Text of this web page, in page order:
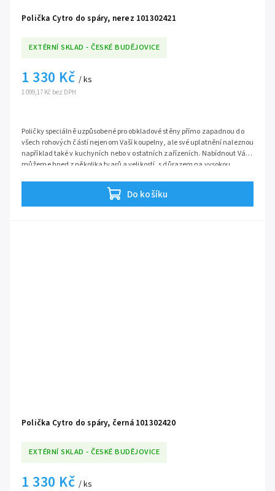
Polička Cytro do spáry, nerez 101302421
EXTÉRNÍ SKLAD - ČESKÉ BUDĚJOVICE
1 099,17 Kč bez DPH
1 330 Kč / ks
Do košíku
Poličky speciálně uzpůsobené pro obkladové stěny přímo zapadnou do
všech rohových částí nejenom Vaší koupelny, ale své uplatnění naleznou
například také v kuchyních nebo v ostatních zařízeních. Nabídnout Vám
můžeme hned z několika tvarů a velikostí, s důrazem na vysokou
Polička Cytro do spáry, černá 101302420
EXTÉRNÍ SKLAD - ČESKÉ BUDĚJOVICE
1 330 Kč / ks